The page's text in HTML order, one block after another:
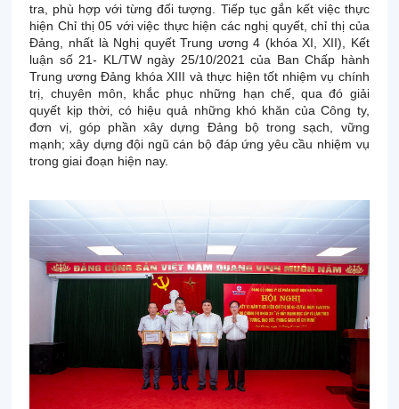
tra, phù hợp với từng đối tượng. Tiếp tục gắn kết việc thực
hiện Chỉ thị 05 với việc thực hiện các nghị quyết, chỉ thị của
Đảng, nhất là Nghị quyết Trung ương 4 (khóa XI, XII), Kết
luận số 21- KL/TW ngày 25/10/2021 của Ban Chấp hành
Trung ương Đảng khóa XIII và thực hiện tốt nhiệm vụ chính
trị, chuyên môn, khắc phục những hạn chế, qua đó giải
quyết kịp thời, có hiệu quả những khó khăn của Công ty,
đơn vị, góp phần xây dựng Đảng bộ trong sạch, vững
mạnh; xây dựng đội ngũ cán bộ đáp ứng yêu cầu nhiệm vụ
trong giai đoạn hiện nay.